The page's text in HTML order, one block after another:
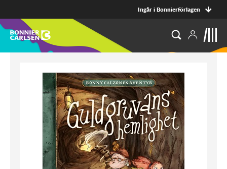
Ingår i Bonnierförlagen